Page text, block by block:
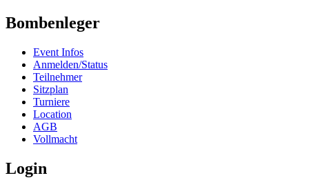
Bombenleger
Event Infos
Anmelden/Status
Teilnehmer
Sitzplan
Turniere
Location
AGB
Vollmacht
Login